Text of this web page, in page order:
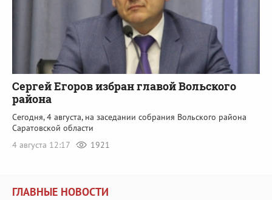
Сергей Егоров избран главой Вольского
района
Сегодня, 4 августа, на заседании собрания Вольского района
Саратовской области
4 августа 12:17
1921
ГЛАВНЫЕ НОВОСТИ